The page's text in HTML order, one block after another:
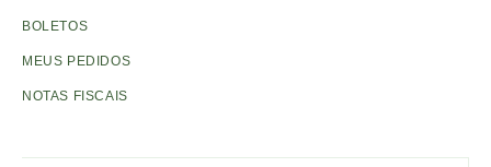
BOLETOS
MEUS PEDIDOS
NOTAS FISCAIS